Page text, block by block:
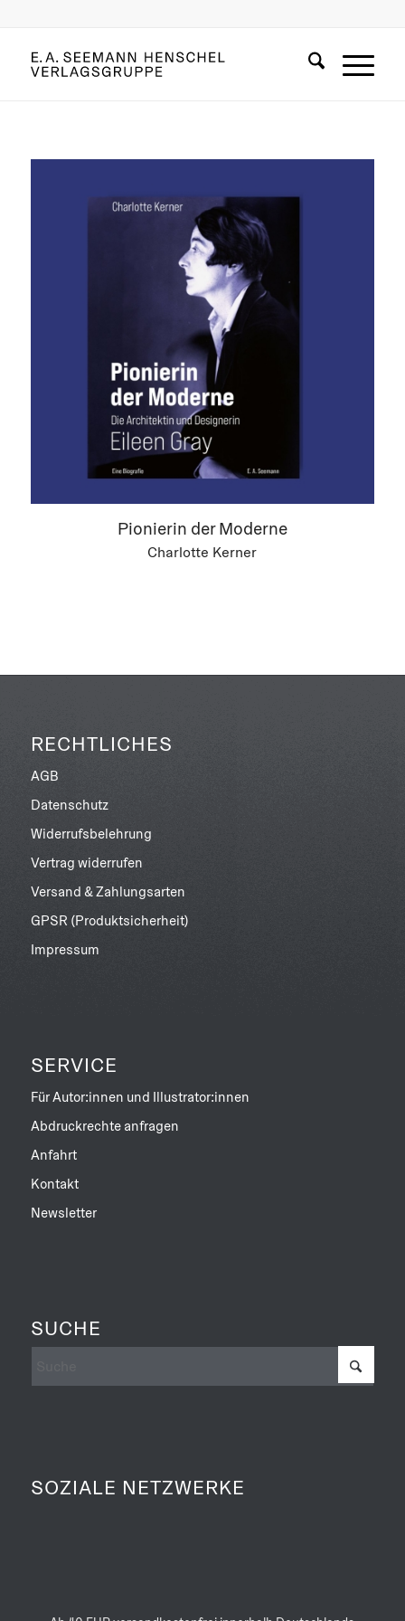
Pionierin der Moderne
Charlotte Kerner
RECHTLICHES
AGB
Datenschutz
Widerrufsbelehrung
Vertrag widerrufen
Versand & Zahlungsarten
GPSR (Produktsicherheit)
Impressum
SERVICE
Für Autor:innen und Illustrator:innen
Abdruckrechte anfragen
Anfahrt
Kontakt
Newsletter
SUCHE
SOZIALE NETZWERKE